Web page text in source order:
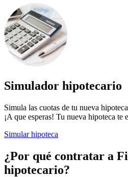
Simulador hipotecario
Simula las cuotas de tu nueva
¡A que esperas! Tu nueva hipoteca te
Simular hipoteca
¿Por qué contratar a
hipotecario?